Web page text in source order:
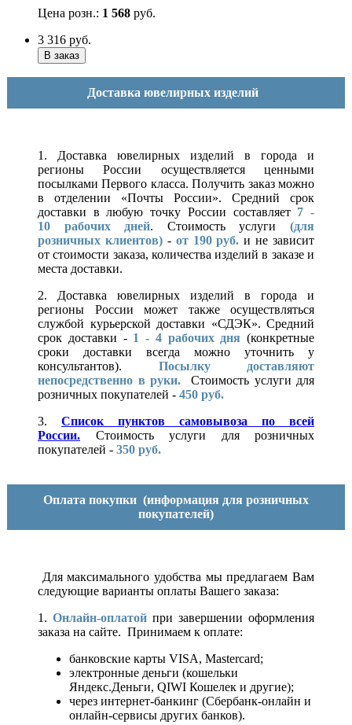
Цена розн.: 1 568 руб.
3 316 руб.
Доставка ювелирных изделий
1. Доставка ювелирных изделий в города и
регионы России осуществляется ценными
посылками Первого класса. Получить заказ можно
в отделении «Почты России». Средний срок
доставки в любую точку России составляет 7 -
10 рабочих дней. Стоимость услуги(для
розничных клиентов)- от 190 руб. и не зависит
от стоимости заказа, количества изделий в заказе и
места доставки.
2. Доставка ювелирных изделий в города и
регионы России может также осуществляться
службой курьерской доставки «СДЭК». Средний
срок доставки - 1 - 4 рабочих дня (конкретные
сроки доставки всегда можно уточнить у
консультантов). Посылку доставляют
непосредственно в руки.
Стоимость услуги для
розничных покупателей - 450 руб.
3. Список пунктов самовывоза по всей
России.
Стоимость услуги для розничных
покупателей - 350 руб.
Оплата покупки (информация для розничных
покупателей)
Для максимального удобства мы предлагаем Вам
следующие варианты оплаты Вашего заказа:
1. Онлайн-оплатой при завершении оформления
заказа на сайте. Принимаем к оплате:
банковские карты VISA, Mastercard;
электронные деньги (кошельки
Яндекс.Деньги, QIWI Кошелек и другие);
через интернет-банкинг (Сбербанк-онлайн и
онлайн-сервисы других банков).